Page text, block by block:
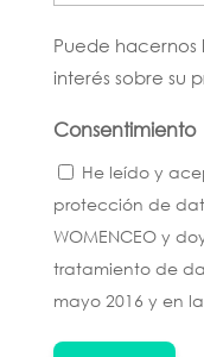
Puede
interés sobre su
Consentimiento
He leído y
protección de
WOMENCEO y
tratamiento de
mayo 2016 y en